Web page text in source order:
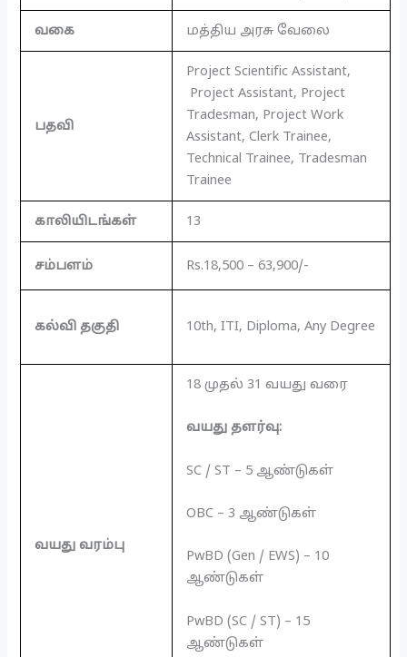
வகை மத்திய அரசு வேலை
பதவி
Project Scientific Assistant,
Project Assistant, Project
Tradesman, Project Work
Assistant, Clerk Trainee,
Technical Trainee, Tradesman
Trainee
காலியிடங்கள் 13
சம்பளம் Rs.18,500 – 63,900/-
கல்வி தகுதி 10th, ITI, Diploma, Any Degree
வயது வரம்பு
18 முதல் 31 வயது வரை
வயது தளர்வு:
SC / ST – 5 ஆண்டுகள்
OBC – 3 ஆண்டுகள்
PwBD (Gen / EWS) – 10
ஆண்டுகள்
PwBD (SC / ST) – 15
ஆண்டுகள்